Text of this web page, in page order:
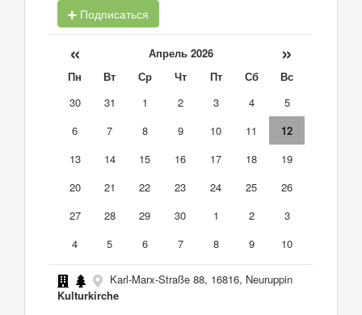
Подписаться
« Апрель 2026 »
Пн Вт Ср Чт Пт Сб
Вс
30
31 1 2 3 4
5
6
7 8 9 10 11
12
13
14 15 16 17 18
19
20
21 22 23 24 25
26
27
28 29 30 1 2
3
4
5 6 7 8 9 10
Karl-Marx-Straße 88, 16816, Neuruppin
Kulturkirche